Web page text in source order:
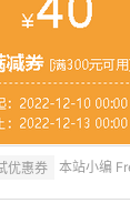
优惠券 本站小编